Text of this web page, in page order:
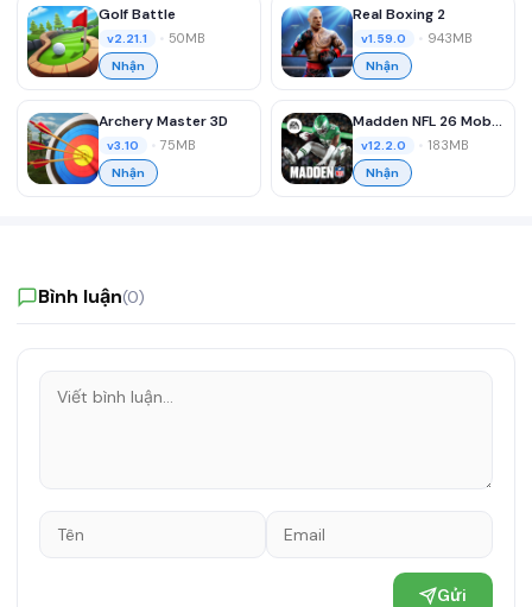
Golf Battle
v2.21.1 50MB
Nhận
Real Boxing 2
v1.59.0 943MB
Nhận
Archery Master 3D
v3.10 75MB
Nhận
Madden NFL 26 Mobile Football
v12.2.0 183MB
Nhận
Bình luận(0)
Gửi